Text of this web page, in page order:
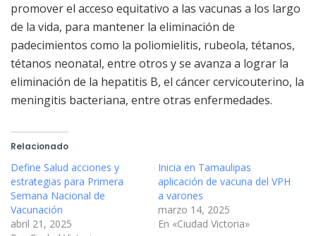
promover el acceso equitativo a las vacunas a los largo
de la vida, para mantener la eliminación de
padecimientos como la poliomielitis, rubeola, tétanos,
tétanos neonatal, entre otros y se avanza a lograr la
eliminación de la hepatitis B, el cáncer cervicouterino, la
meningitis bacteriana, entre otras enfermedades.
Relacionado
Define Salud acciones y
estrategias para Primera
Semana Nacional de
Vacunación
abril 21, 2025
Inicia en Tamaulipas
aplicación de vacuna del VPH
a varones
marzo 14, 2025
En «Ciudad Victoria»